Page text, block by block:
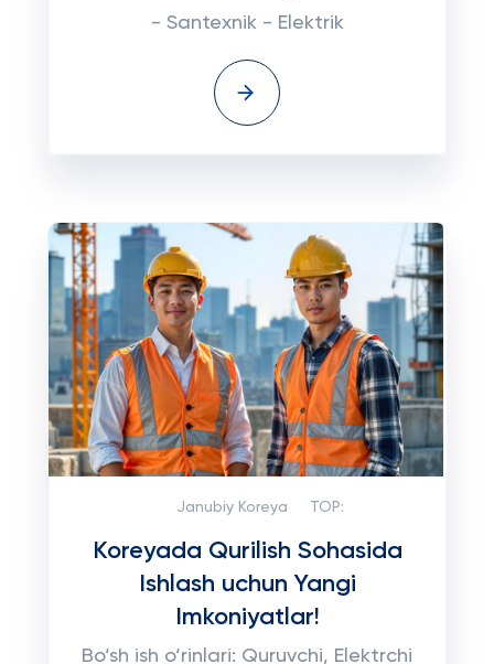
- Santexnik - Elektrik
Janubiy Koreya TOP:
Koreyada Qurilish Sohasida
Ishlash uchun Yangi
Imkoniyatlar!
Bo‘sh ish o‘rinlari: Quruvchi, Elektrchi